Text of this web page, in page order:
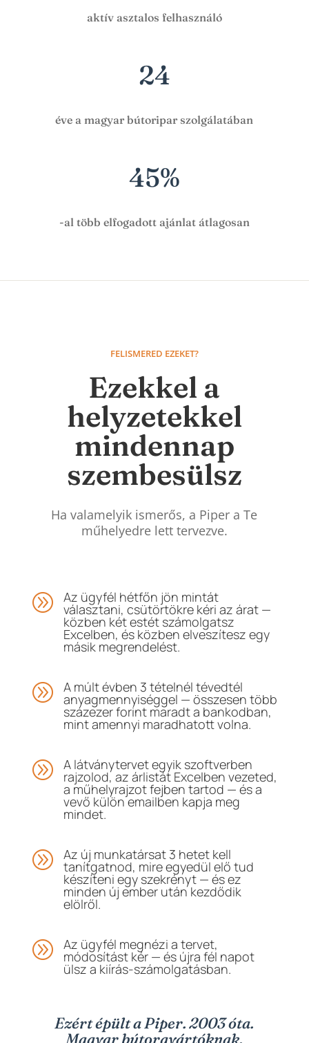
aktív asztalos felhasználó
24
éve a magyar bútoripar szolgálatában
45%
-al több elfogadott ajánlat átlagosan
FELISMERED EZEKET?
Ezekkel a
helyzetekkel
mindennap
szembesülsz
Ha valamelyik ismerős, a Piper a Te
műhelyedre lett tervezve.
A Az ügyfél hétfőn jön mintát
választani, csütörtökre kéri az árat —
közben két estét számolgatsz
Excelben, és közben elveszítesz egy
másik megrendelést.
A A múlt évben 3 tételnél tévedtél
anyagmennyiséggel — összesen több
százezer forint maradt a bankodban,
mint amennyi maradhatott volna.
A A látványtervet egyik szoftverben
rajzolod, az árlistát Excelben vezeted,
a műhelyrajzot fejben tartod — és a
vevő külön emailben kapja meg
mindet.
A Az új munkatársat 3 hetet kell
tanítgatnod, mire egyedül elő tud
készíteni egy szekrényt — és ez
minden új ember után kezdődik
elölről.
A Az ügyfél megnézi a tervet,
módosítást kér — és újra fél napot
ülsz a kiírás-számolgatásban.
Ezért épült a Piper. 2003 óta.
Magyar bútorgyártóknak.